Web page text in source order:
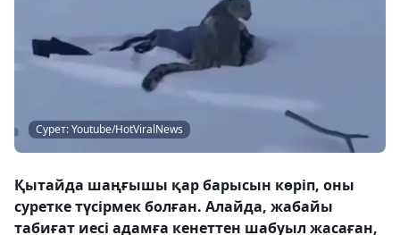
Сурет: Youtube/HotViralNews
Қытайда шаңғышы қар барысын көріп, оны
суретке түсірмек болған. Алайда, жабайы
табиғат иесі адамға кенеттен шабуыл жасаған,